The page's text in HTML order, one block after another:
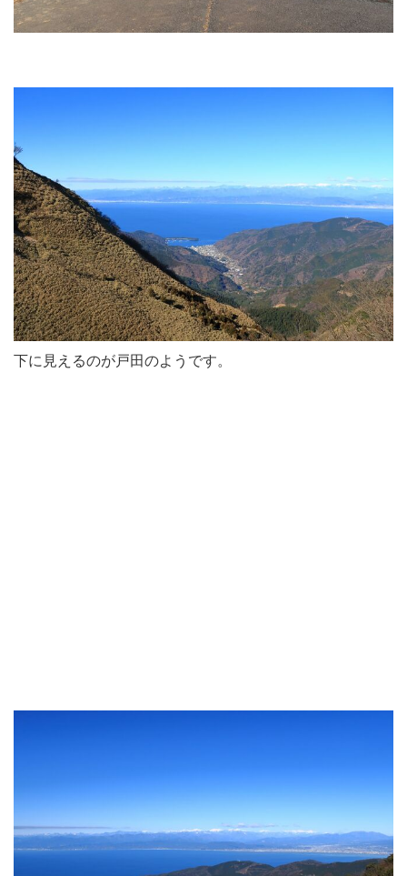
下に見えるのが戸田のようです。